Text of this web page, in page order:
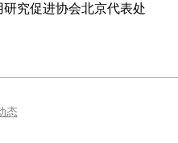
究促进协会北京代表处
态